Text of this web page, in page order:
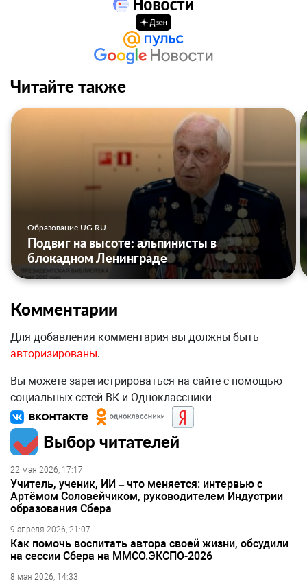
Читайте также
Образование UG.RU
Подвиг на высоте: альпинисты в
блокадном Ленинграде
Комментарии
Для добавления комментария вы должны быть
авторизированы.
Вы можете зарегистрироваться на сайте с помощью
социальных сетей ВК и Одноклассники
Выбор читателей
22 мая 2026, 17:17
Учитель, ученик, ИИ – что меняется: интервью с
Артёмом Соловейчиком, руководителем Индустрии
образования Сбера
9 апреля 2026, 21:07
Как помочь воспитать автора своей жизни, обсудили
на сессии Сбера на ММСО.ЭКСПО-2026
8 мая 2026, 14:33